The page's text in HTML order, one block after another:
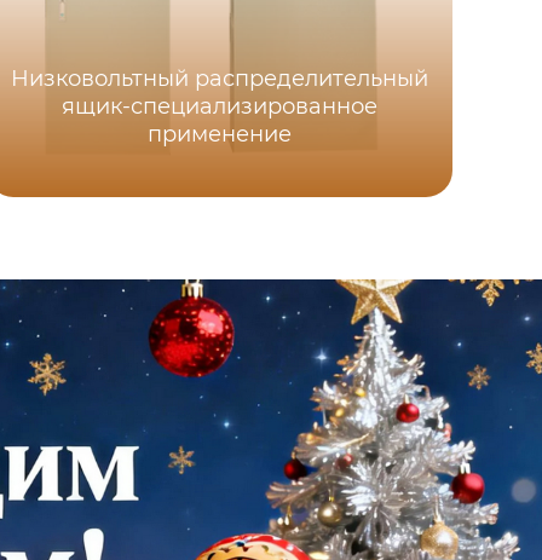
Низковольтный распределительный
ящик-специализированное
применение